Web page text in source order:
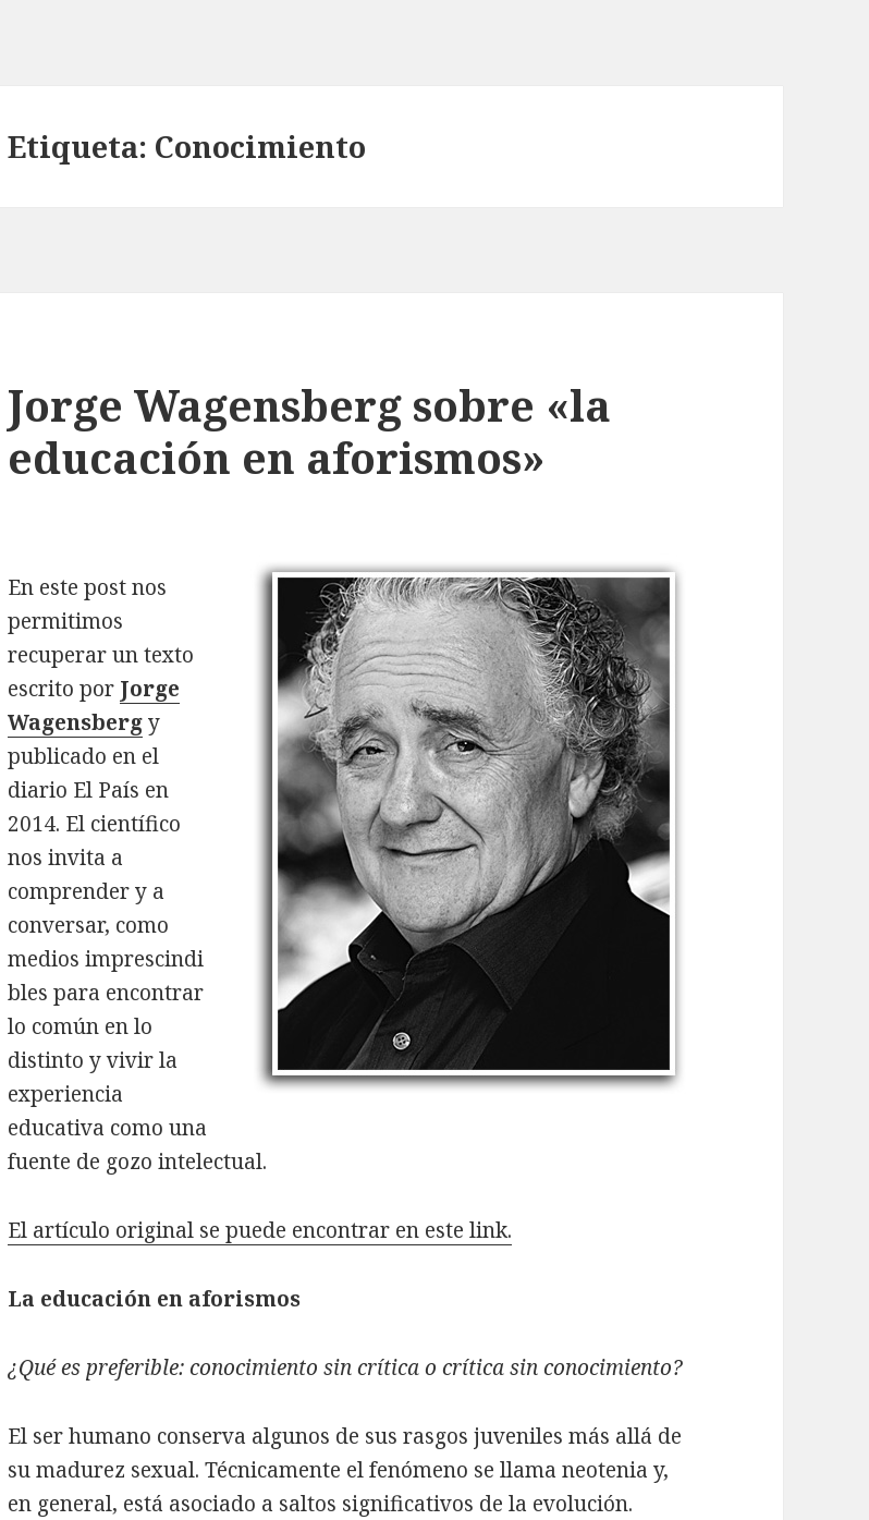
Etiqueta: Conocimiento
Jorge Wagensberg sobre «la
educación en aforismos»
En este post nos
permitimos
recuperar un texto
escrito por Jorge
Wagensbergy
publicado en el
diario El País en
2014. El científico
nos invita a
comprender y a
conversar, como
medios imprescindi
bles para encontrar
lo común en lo
distinto y vivir la
experiencia
educativa como una
fuente de gozo intelectual.
El artículo original se puede encontrar en este link.
La educación en aforismos
¿Qué es preferible: conocimiento sin crítica o crítica sin conocimiento?
El ser humano conserva algunos de sus rasgos juveniles más allá de
su madurez sexual. Técnicamente el fenómeno se llama neotenia y,
en general, está asociado a saltos significativos de la evolución.